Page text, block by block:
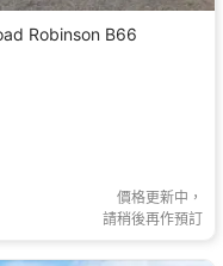
Robinson B66
價格更新中，
請稍後再作預訂